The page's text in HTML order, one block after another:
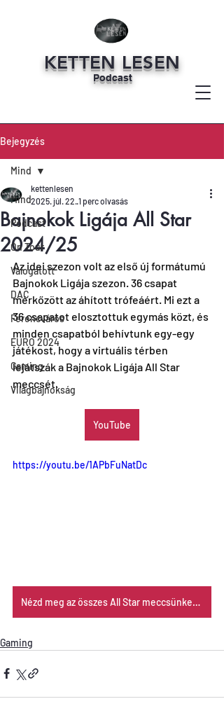
KETTEN LESEN
Podcast
Bejegyzés
Mind
Podcast
On Tour
Válogatott
DAC
Ferencváros
EURO 2024
Gaming
Világbajnokság
Mind
Bajnokok Ligája All Star
2024/25
kettenlesen
2025. júl. 22.1 perc olvasás
Az idei szezon volt az első új formátumú
Bajnokok Ligája szezon. 36 csapat
mérkőzött az áhított trófeáért. Mi ezt a
36 csapatot elosztottuk egymás közt, és
minden csapatból behívtunk egy-egy
játékost, hogy a virtuális térben
lejátszák a Bajnokok Ligája All Star
meccsét.
YouTube
https://youtu.be/1APbFuNatDc
Nézd meg az összes All Star meccsünket a YouTube-on
Gaming